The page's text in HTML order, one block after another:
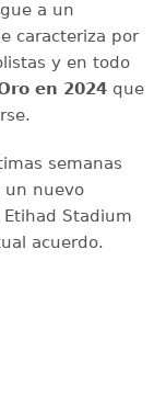
a un
caracteriza por
y en todo
en 2024que
semanas
un nuevo
Stadium
acuerdo.